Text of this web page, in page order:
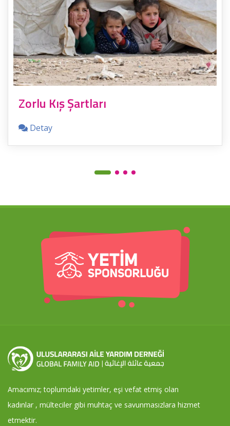
Zorlu Kış Şartları
Detay
Amacımız; toplumdaki yetimler, eşi vefat etmiş olan
kadınlar , mülteciler gibi muhtaç ve savunmasızlara hizmet
etmektir.